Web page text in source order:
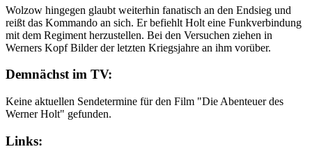
Wolzow hingegen glaubt weiterhin fanatisch an den Endsieg und
reißt das Kommando an sich. Er befiehlt Holt eine Funkverbindung
mit dem Regiment herzustellen. Bei den Versuchen ziehen in
Werners Kopf Bilder der letzten Kriegsjahre an ihm vorüber.
Demnächst im TV:
Keine aktuellen Sendetermine für den Film "Die Abenteuer des
Werner Holt" gefunden.
Links: